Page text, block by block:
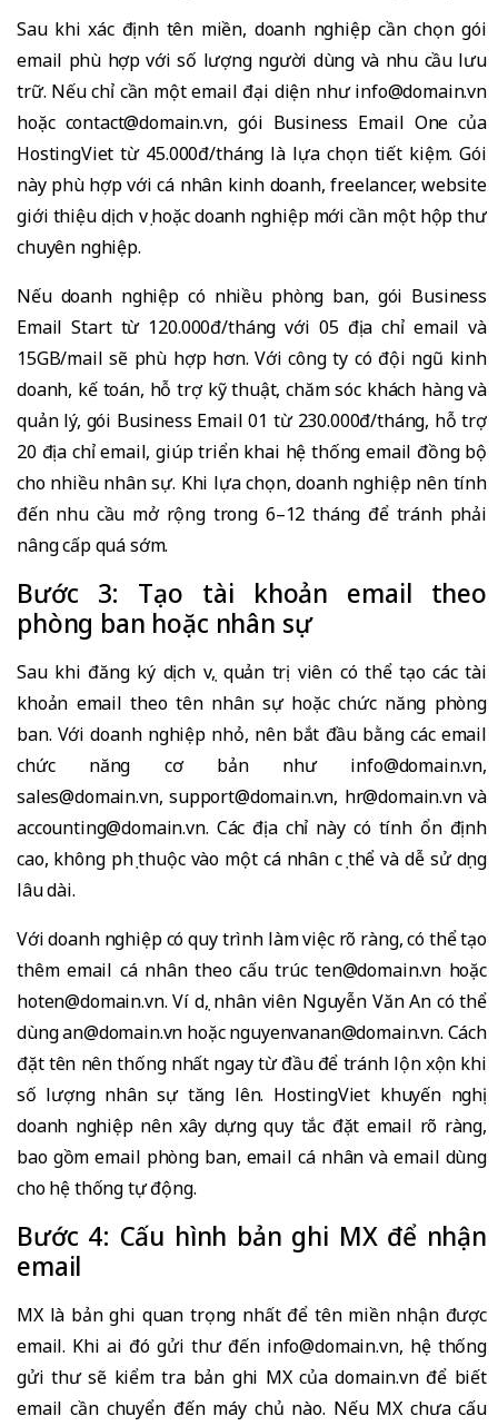
Sau khi xác định tên miền, doanh nghiệp cần chọn gói
email phù hợp với số lượng người dùng và nhu cầu lưu
trữ. Nếu chỉ cần một email đại diện như info@domain.vn
hoặc contact@domain.vn, gói Business Email One của
HostingViet từ 45.000đ/tháng là lựa chọn tiết kiệm. Gói
này phù hợp với cá nhân kinh doanh, freelancer, website
giới thiệu dịch vụ hoặc doanh nghiệp mới cần một hộp thư
chuyên nghiệp.
Nếu doanh nghiệp có nhiều phòng ban, gói Business
Email Start từ 120.000đ/tháng với 05 địa chỉ email và
15GB/mail sẽ phù hợp hơn. Với công ty có đội ngũ kinh
doanh, kế toán, hỗ trợ kỹ thuật, chăm sóc khách hàng và
quản lý, gói Business Email 01 từ 230.000đ/tháng, hỗ trợ
20 địa chỉ email, giúp triển khai hệ thống email đồng bộ
cho nhiều nhân sự. Khi lựa chọn, doanh nghiệp nên tính
đến nhu cầu mở rộng trong 6–12 tháng để tránh phải
nâng cấp quá sớm.
Bước 3: Tạo tài khoản email theo
phòng ban hoặc nhân sự
Sau khi đăng ký dịch vụ, quản trị viên có thể tạo các tài
khoản email theo tên nhân sự hoặc chức năng phòng
ban. Với doanh nghiệp nhỏ, nên bắt đầu bằng các email
chức năng cơ bản như info@domain.vn,
sales@domain.vn, support@domain.vn, hr@domain.vn và
accounting@domain.vn. Các địa chỉ này có tính ổn định
cao, không phụ thuộc vào một cá nhân cụ thể và dễ sử dụng
lâu dài.
Với doanh nghiệp có quy trình làm việc rõ ràng, có thể tạo
thêm email cá nhân theo cấu trúc ten@domain.vn hoặc
hoten@domain.vn. Ví dụ, nhân viên Nguyễn Văn An có thể
dùng an@domain.vn hoặc nguyenvanan@domain.vn. Cách
đặt tên nên thống nhất ngay từ đầu để tránh lộn xộn khi
số lượng nhân sự tăng lên. HostingViet khuyến nghị
doanh nghiệp nên xây dựng quy tắc đặt email rõ ràng,
bao gồm email phòng ban, email cá nhân và email dùng
cho hệ thống tự động.
Bước 4: Cấu hình bản ghi MX để nhận
email
MX là bản ghi quan trọng nhất để tên miền nhận được
email. Khi ai đó gửi thư đến info@domain.vn, hệ thống
gửi thư sẽ kiểm tra bản ghi MX của domain.vn để biết
email cần chuyển đến máy chủ nào. Nếu MX chưa cấu